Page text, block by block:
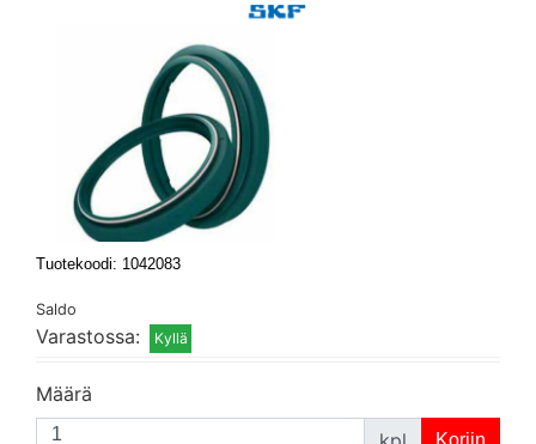
Tuotekoodi: 1042083
Saldo
Varastossa:
Määrä